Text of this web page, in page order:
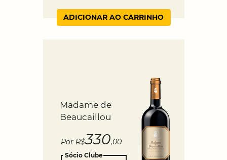
ADICIONAR AO CARRINHO
Madame de
Beaucaillou
Por R$330,00
Sócio Clube